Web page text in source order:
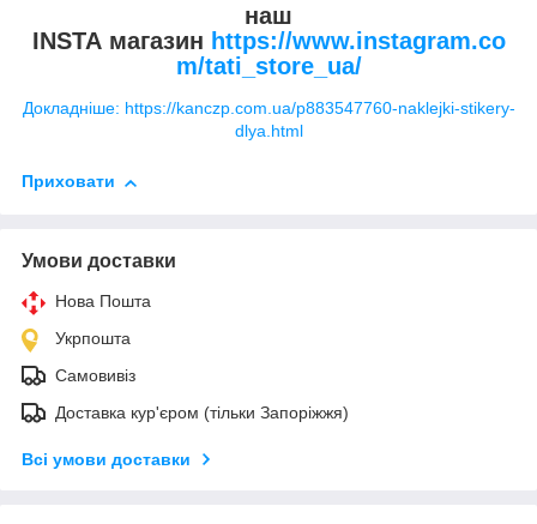
наш
INSTA магазин https://www.instagram.co
m/tati_store_ua/
Докладніше: https://kanczp.com.ua/p883547760-naklejki-stikery-
dlya.html
Приховати
Умови доставки
Нова Пошта
Укрпошта
Самовивіз
Доставка кур'єром (тільки Запоріжжя)
Всі умови доставки